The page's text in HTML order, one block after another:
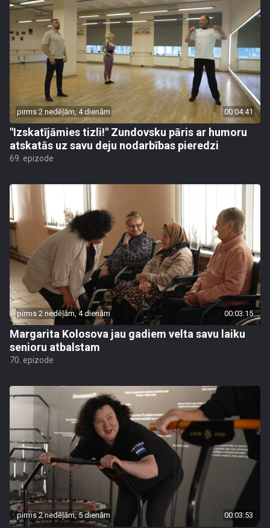
pirms 2 nedēļām, 4 dienām 00:04:41
"Izskatījāmies tizli!" Zundovsku pāris ar humoru
atskatās uz savu deju nodarbības pieredzi
69. epizode
pirms 2 nedēļām, 4 dienām 00:03:15
Margarita Kolosova jau gadiem velta savu laiku
senioru atbalstam
70. epizode
pirms 2 nedēļām, 5 dienām 00:03:53